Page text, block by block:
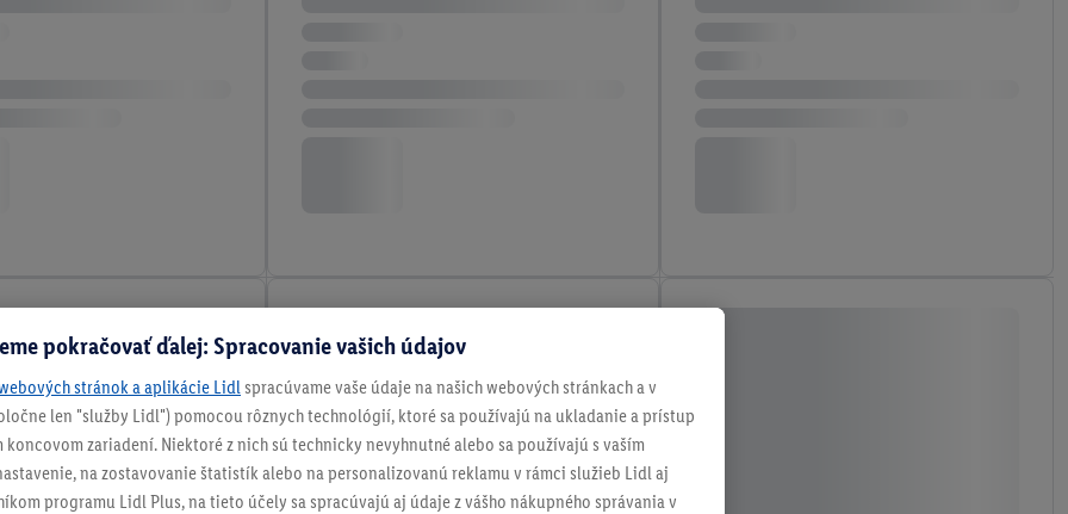
pokračovať ďalej: Spracovanie vašich údajov
stránok a aplikácie Lidl spracúvame vaše údaje na našich webových stránkach a v
len "služby Lidl") pomocou rôznych technológií, ktoré sa používajú na ukladanie a prístup
zariadení. Niektoré z nich sú technicky nevyhnutné alebo sa používajú s vaším
na zostavovanie štatistík alebo na personalizovanú reklamu v rámci služieb Lidl aj
programu Lidl Plus, na tieto účely sa spracúvajú aj údaje z vášho nákupného správania v